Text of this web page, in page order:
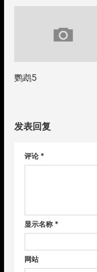
鹦鹉5
发表回复
评论 *
显示名称 *
网站